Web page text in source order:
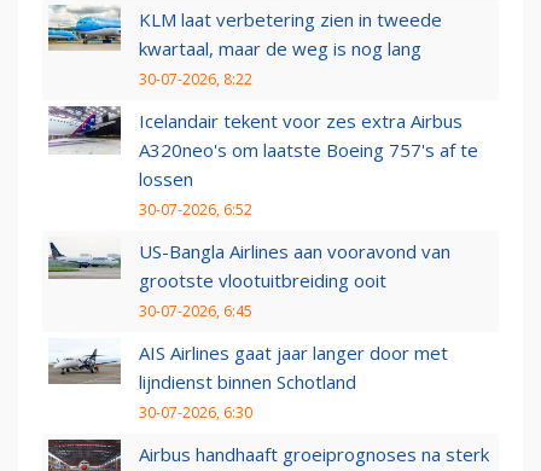
KLM laat verbetering zien in tweede
kwartaal, maar de weg is nog lang
30-07-2026, 8:22
Icelandair tekent voor zes extra Airbus
A320neo's om laatste Boeing 757's af te
lossen
30-07-2026, 6:52
US-Bangla Airlines aan vooravond van
grootste vlootuitbreiding ooit
30-07-2026, 6:45
AIS Airlines gaat jaar langer door met
lijndienst binnen Schotland
30-07-2026, 6:30
Airbus handhaaft groeiprognoses na sterk